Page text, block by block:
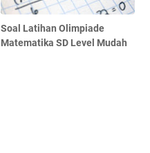
Soal Latihan Olimpiade
Matematika SD Level Mudah